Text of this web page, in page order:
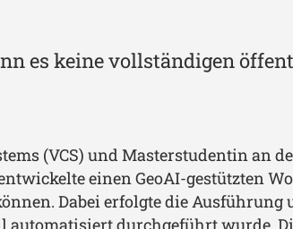
es keine vollständigen
(VCS) und Masterstudentin an
einen GeoAI-gestützten
Dabei erfolgte die Ausführung
durchgeführt wurde.